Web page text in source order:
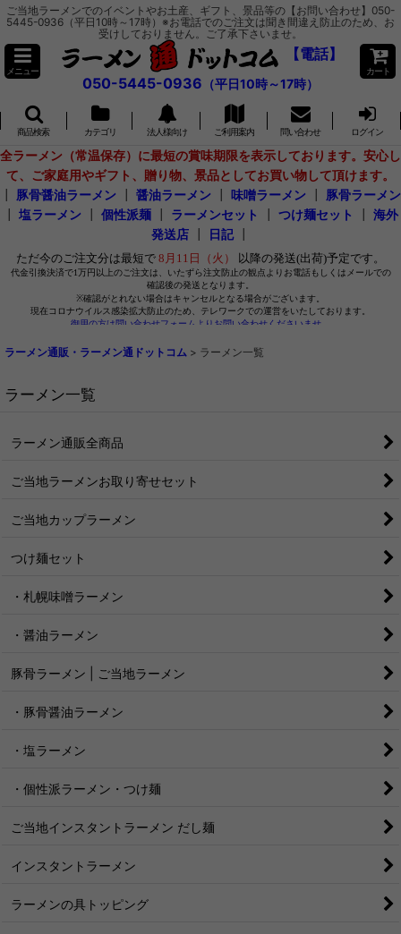
ご当地ラーメンでのイベントやお土産、ギフト、景品等の【お問い合わせ】050-
5445-0936（平日10時～17時）※お電話でのご注文は聞き間違え防止のため、お
受けしておりません。ご了承下さいませ。
メニュー
【電話】
050-5445-0936 （平日10時～17時）
カート
商品検索 カテゴリ 法人様向け ご利用案内 問い合わせ ログイン
全ラーメン（常温保存）に最短の賞味期限を表示しております。安心し
て、ご家庭用やギフト、贈り物、景品としてお買い物して頂けます。
豚骨醤油ラーメン 醤油ラーメン 味噌ラーメン
豚骨ラーメン
塩ラーメン 個性派麺 ラーメンセット つけ麺セット
海外
発送店
日記┃
ラーメン通販・ラーメン通ドットコム > ラーメン一覧
ラーメン一覧
ラーメン通販全商品
ご当地ラーメンお取り寄せセット
ご当地カップラーメン
つけ麺セット
・札幌味噌ラーメン
・醤油ラーメン
豚骨ラーメン | ご当地ラーメン
・豚骨醤油ラーメン
・塩ラーメン
・個性派ラーメン・つけ麺
ご当地インスタントラーメン だし麺
インスタントラーメン
ラーメンの具トッピング